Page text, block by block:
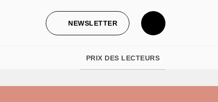
NEWSLETTER
PRIX DES LECTEURS